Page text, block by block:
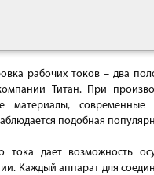
рабочих токов – два
Титан. При
материалы, современные
подобная
тока дает возможность
Каждый аппарат для